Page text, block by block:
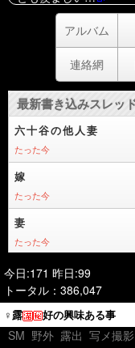
アルバム
連絡網
今日:171 昨日:99
トータル：386,047
♀露 好の興味ある事
SM 野外 露出 写メ撮影